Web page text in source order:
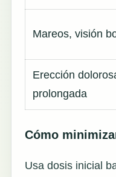
Mareos, visión
Erección
prolongada
Cómo
Usa dosis inicial